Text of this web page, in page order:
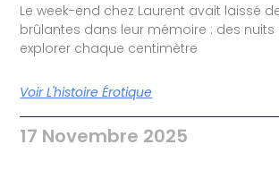
Le week-end chez Laurent avait laissé
brûlantes dans leur mémoire : des nuits
explorer chaque centimètre
Voir L'histoire Érotique
17 Novembre 2025